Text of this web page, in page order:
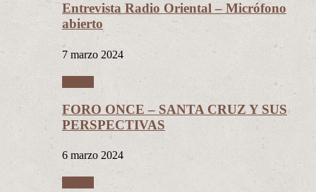
Entrevista Radio Oriental – Micrófono
abierto
7 marzo 2024
FORO ONCE – SANTA CRUZ Y SUS
PERSPECTIVAS
6 marzo 2024